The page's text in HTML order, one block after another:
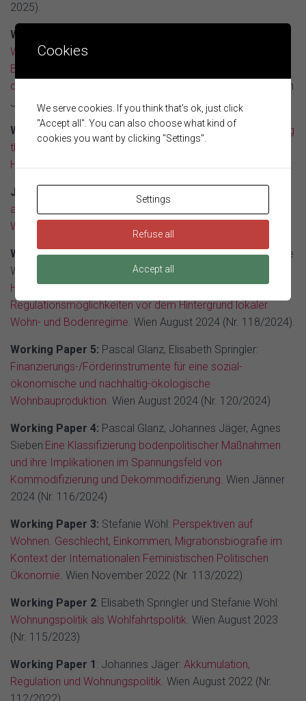
2025).
Working Paper 8:
Wohnen & Co. enteignen und Mietentscheid :
Bürger:innenbewegungen im Kontext der Finanzialisierung
des Wohnungsmarktes in Berlin und Frankfurt am Main
Wien
Juli 2025 (Nr. 124/2025).
Working Paper 7:Márton Czirfusz, Csaba Jelinek :
Tackling
the Housing Crisis through Cooperatives? The Case of
Hungary from the 1970s. Wien März 2025 (Nr. 123/2025).
Journal Beitrag : Elisabeth Springler:
aus … „Schöner Wohnen“? Perspektiven der
Wohnungspolitik.
Working Paper 6:Agnes Sieben, Johannes Jäger, Stefanie
Wöhl, Elisabeth Springler, Pascal Glanz:
Herausforderung für leistbares Wohnen.
Regulationsmöglichkeiten vor dem Hintergrund lokaler
Wohn- und Bodenregime. Wien August 2024 (Nr. 118/2024).
Working Paper 5: Pascal Glanz, Elisabeth Springler:
Finanzierungs-/Förderinstrumente für eine sozial-
ökonomische und nachhaltig-ökologische
Wohnbauproduktion. Wien August 2024 (Nr. 120/2024)
Working Paper 4: Pascal Glanz, Johannes Jäger, Agnes
Sieben:Eine Klassifizierung bodenpolitischer Maßnahmen
und ihre Implikationen im Spannungsfeld von
Kommodifizierung und Dekommodifizierung. Wien Jänner
2024 (Nr. 116/2024)
Working Paper 3: Stefanie Wöhl: Perspektiven auf
Wohnen. Geschlecht, Einkommen, Migrationsbiografie im
Kontext der Internationalen Feministischen Politischen
Ökonomie. Wien November 2022 (Nr. 113/2022)
Working Paper 2: Elisabeth Springler und Stefanie Wöhl:
Wohnungspolitik als Wohlfahrtspolitik. Wien August 2023
(Nr. 115/2023)
Working Paper 1 : Johannes Jäger: Akkumulation,
Regulation und Wohnungspolitik. Wien August 2022 (Nr.
Cookies
We serve cookies. If you think that's ok, just click
"Accept all". You can also choose what kind of
cookies you want by clicking "Settings".
Settings
Refuse all
Accept all